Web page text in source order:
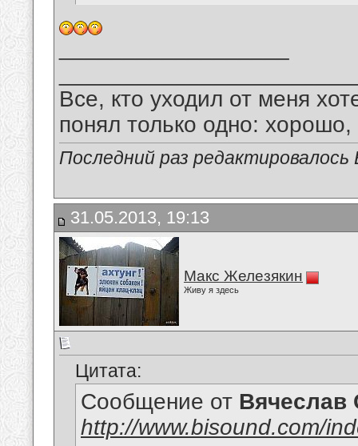
Все, кто уходил от меня
понял только одно:
Последний раз
31.05.2013, 19:13
Макс Железякин
Живу я здесь
Цитата:
Сообщение от Вячеслав
http://www.bisound.com/